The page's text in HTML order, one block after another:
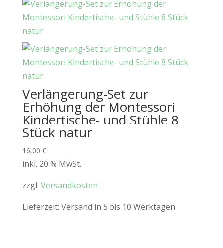
Verlängerung-Set zur
Erhöhung der Montessori
Kindertische- und Stühle 8
Stück natur
16,00 €
inkl. 20 % MwSt.
zzgl. Versandkosten
Lieferzeit: Versand in 5 bis 10 Werktagen